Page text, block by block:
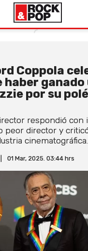
Coppola
haber ganado
por su
respondió con
peor director y
cinematográfica.
01 Mar, 2025. 03:44 hrs